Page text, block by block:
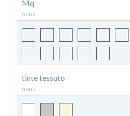
Mq
none
tinte tessuto
none